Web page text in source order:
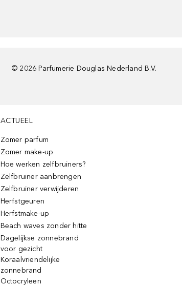
© 2026 Parfumerie Douglas Nederland B.V.
ACTUEEL
Zomer parfum
Zomer make-up
Hoe werken zelfbruiners?
Zelfbruiner aanbrengen
Zelfbruiner verwijderen
Herfstgeuren
Herfstmake-up
Beach waves zonder hitte
Dagelijkse zonnebrand
voor gezicht
Koraalvriendelijke
zonnebrand
Octocryleen